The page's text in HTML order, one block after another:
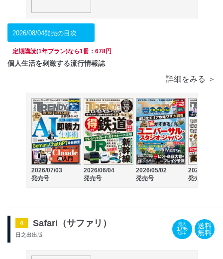
2026/08/04発売の目次
定期購読(1年プラン)なら1冊：678円
個人生活を刺激する流行情報誌
詳細をみる ＞
2026/07/03
発売号
2026/06/04
発売号
2026/05/02
発売号
2026/04/03
発売号
4 Safari（サファリ）
日之出出版
最大
17%
OFF
送料
無料